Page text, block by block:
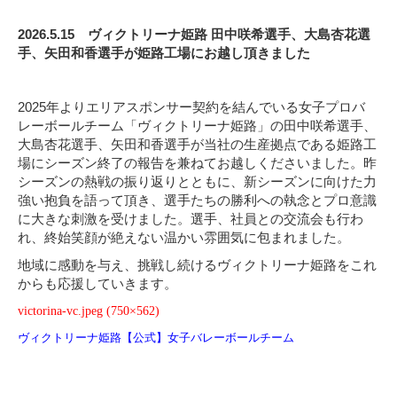
2026.5.15 ヴィクトリーナ姫路 田中咲希選手、大島杏花選
手、矢田和香選手が姫路工場にお越し頂きました
2025年よりエリアスポンサー契約を結んでいる女子プロバ
レーボールチーム「ヴィクトリーナ姫路」の田中咲希選手、
大島杏花選手、矢田和香選手が当社の生産拠点である姫路工
場にシーズン終了の報告を兼ねてお越しくださいました。 昨
シーズンの熱戦の振り返りとともに、新シーズンに向けた力
強い抱負を語って頂き、選手たちの勝利への執念とプロ意識
に大きな刺激を受けました。 選手、社員との交流会も行わ
れ、終始笑顔が絶えない温かい雰囲気に包まれました。
地域に感動を与え、挑戦し続けるヴィクトリーナ姫路をこれ
からも応援していきます。
victorina-vc.jpeg (750×562)
ヴィクトリーナ姫路【公式】女子バレーボールチーム